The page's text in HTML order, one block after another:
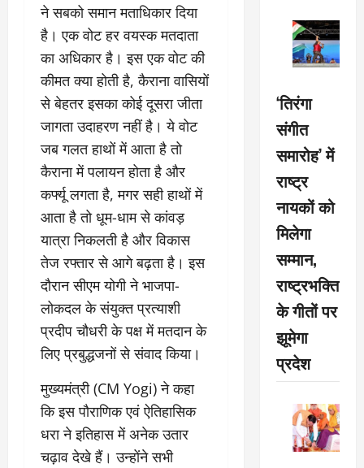
ने सबको समान मताधिकार दिया
है। एक वोट हर वयस्क मतदाता
का अधिकार है। इस एक वोट की
कीमत क्या होती है, कैराना वासियों
से बेहतर इसका कोई दूसरा जीता
जागता उदाहरण नहीं है। ये वोट
जब गलत हाथों में आता है तो
कैराना में पलायन होता है और
कर्फ्यू लगता है, मगर सही हाथों में
आता है तो धूम-धाम से कांवड़
यात्रा निकलती है और विकास
तेज रफ्तार से आगे बढ़ता है। इस
दौरान सीएम योगी ने भाजपा-
लोकदल के संयुक्त प्रत्याशी
प्रदीप चौधरी के पक्ष में मतदान के
लिए प्रबुद्धजनों से संवाद किया।
मुख्यमंत्री (CM Yogi) ने कहा
कि इस पौराणिक एवं ऐतिहासिक
धरा ने इतिहास में अनेक उतार
चढ़ाव देखे हैं। उन्होंने सभी
‘तिरंगा
संगीत
समारोह’ में
राष्ट्र
नायकों को
मिलेगा
सम्मान,
राष्ट्रभक्ति
के गीतों पर
झूमेगा
प्रदेश